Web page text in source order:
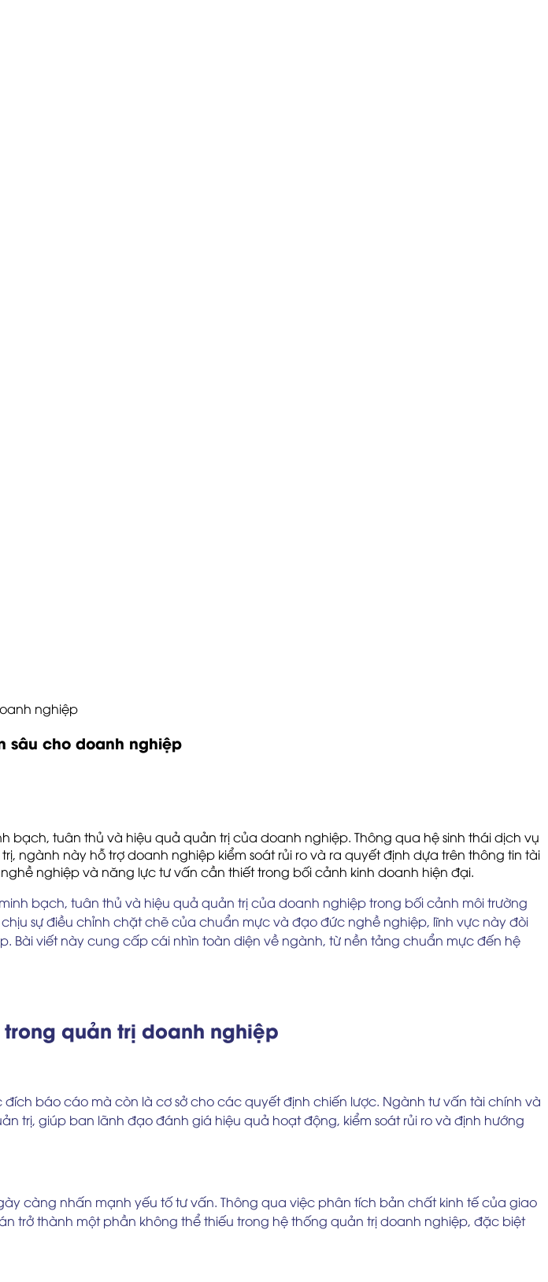
nghiệp
sâu cho doanh nghiệp
tuân thủ và hiệu quả quản trị của doanh nghiệp. Thông qua hệ sinh thái dịch vụ
ngành này hỗ trợ doanh nghiệp kiểm soát rủi ro và ra quyết định dựa trên thông tin tài
nghiệp và năng lực tư vấn cần thiết trong bối cảnh kinh doanh hiện đại.
bạch, tuân thủ và hiệu quả quản trị của doanh nghiệp trong bối cảnh môi trường
sự điều chỉnh chặt chẽ của chuẩn mực và đạo đức nghề nghiệp, lĩnh vực này đòi
Bài viết này cung cấp cái nhìn toàn diện về ngành, từ nền tảng chuẩn mực đến hệ
quản trị doanh nghiệp
báo cáo mà còn là cơ sở cho các quyết định chiến lược. Ngành tư vấn tài chính và
trị, giúp ban lãnh đạo đánh giá hiệu quả hoạt động, kiểm soát rủi ro và định hướng
càng nhấn mạnh yếu tố tư vấn. Thông qua việc phân tích bản chất kinh tế của giao
trở thành một phần không thể thiếu trong hệ thống quản trị doanh nghiệp, đặc biệt